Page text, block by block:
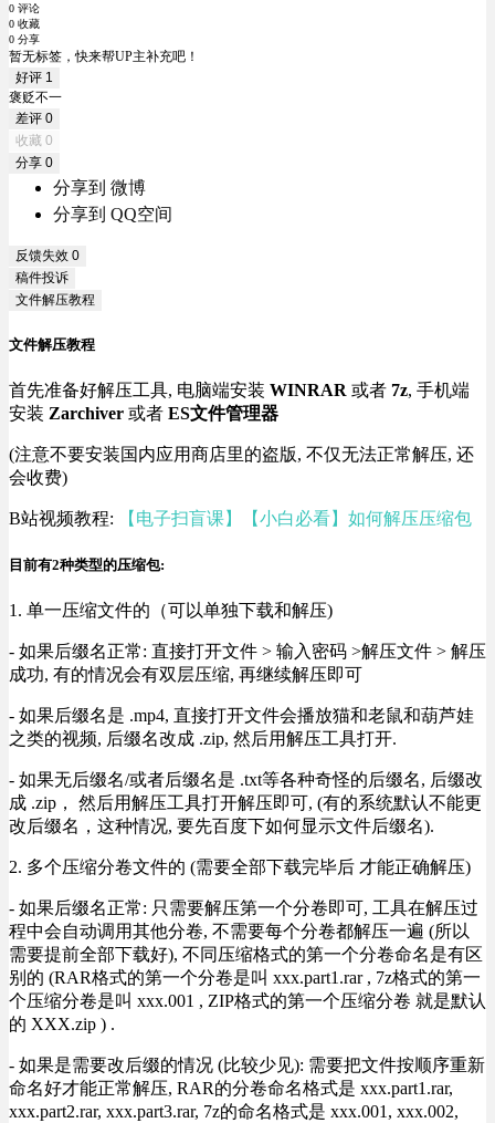
0 评论
0 收藏
0 分享
暂无标签，快来帮UP主补充吧！
好评 1
褒贬不一
差评 0
收藏 0
分享 0
分享到 微博
分享到 QQ空间
反馈失效 0
稿件投诉
文件解压教程
文件解压教程
首先准备好解压工具, 电脑端安装 WINRAR 或者 7z, 手机端
安装 Zarchiver 或者 ES文件管理器
(注意不要安装国内应用商店里的盗版, 不仅无法正常解压, 还
会收费)
B站视频教程: 【电子扫盲课】【小白必看】如何解压压缩包
目前有2种类型的压缩包:
1. 单一压缩文件的（可以单独下载和解压)
- 如果后缀名正常: 直接打开文件 > 输入密码 >解压文件 > 解压
成功, 有的情况会有双层压缩, 再继续解压即可
- 如果后缀名是 .mp4, 直接打开文件会播放猫和老鼠和葫芦娃
之类的视频, 后缀名改成 .zip, 然后用解压工具打开.
- 如果无后缀名/或者后缀名是 .txt等各种奇怪的后缀名, 后缀改
成 .zip， 然后用解压工具打开解压即可, (有的系统默认不能更
改后缀名，这种情况, 要先百度下如何显示文件后缀名).
2. 多个压缩分卷文件的 (需要全部下载完毕后 才能正确解压)
- 如果后缀名正常: 只需要解压第一个分卷即可, 工具在解压过
程中会自动调用其他分卷, 不需要每个分卷都解压一遍 (所以
需要提前全部下载好), 不同压缩格式的第一个分卷命名是有区
别的 (RAR格式的第一个分卷是叫 xxx.part1.rar , 7z格式的第一
个压缩分卷是叫 xxx.001 , ZIP格式的第一个压缩分卷 就是默认
的 XXX.zip ) .
- 如果是需要改后缀的情况 (比较少见): 需要把文件按顺序重新
命名好才能正常解压, RAR的分卷命名格式是 xxx.part1.rar,
xxx.part2.rar, xxx.part3.rar, 7z的命名格式是 xxx.001, xxx.002,